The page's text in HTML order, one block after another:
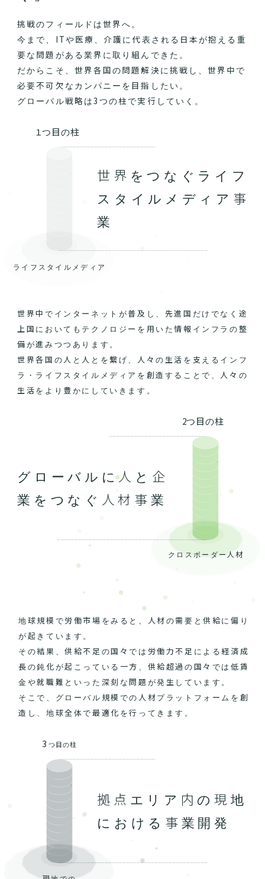
挑戦のフィールドは世界へ。
今まで、ITや医療、介護に代表される日本が抱える重
要な問題がある業界に取り組んできた。
だからこそ、世界各国の問題解決に挑戦し、世界中で
必要不可欠なカンパニーを目指したい。
グローバル戦略は3つの柱で実行していく。
１つ目の柱
ライフスタイルメディア
世界をつなぐライフ
スタイルメディア事
業
世界中でインターネットが普及し、先進国だけでなく途
上国においてもテクノロジーを用いた情報インフラの整
備が進みつつあります。
世界各国の人と人とを繋げ、人々の生活を支えるインフ
ラ・ライフスタイルメディアを創造することで、人々の
生活をより豊かにしていきます。
グローバルに人と企
業をつなぐ人材事業
地球規模で労働市場をみると、人材の需要と供給に偏り
が起きています。
その結果、供給不足の国々では労働力不足による経済成
長の鈍化が起こっている一方、供給超過の国々では低賃
金や就職難といった深刻な問題が発生しています。
そこで、グローバル規模での人材プラットフォームを創
造し、地球全体で最適化を行ってきます。
2つ目の柱
クロスボーダー人材
3 つ目の柱
拠点エリア内の現地
における事業開発